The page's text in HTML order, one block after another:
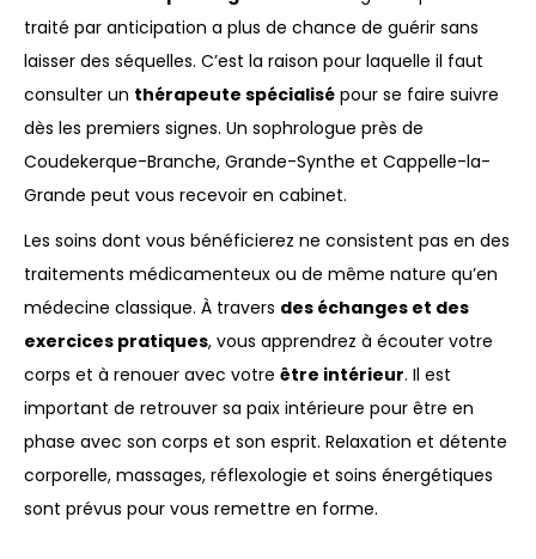
traité par anticipation a plus de chance de guérir sans
laisser des séquelles. C’est la raison pour laquelle il faut
consulter un thérapeute spécialisé pour se faire suivre
dès les premiers signes. Un sophrologue près de
Coudekerque-Branche, Grande-Synthe et Cappelle-la-
Grande peut vous recevoir en cabinet.
Les soins dont vous bénéficierez ne consistent pas en des
traitements médicamenteux ou de même nature qu’en
médecine classique. À travers des échanges et des
exercices pratiques, vous apprendrez à écouter votre
corps et à renouer avec votre être intérieur. Il est
important de retrouver sa paix intérieure pour être en
phase avec son corps et son esprit. Relaxation et détente
corporelle, massages, réflexologie et soins énergétiques
sont prévus pour vous remettre en forme.